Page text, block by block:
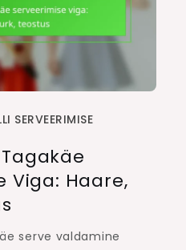
SERVEERIMISE
Viga: Haare,
serve valdamine